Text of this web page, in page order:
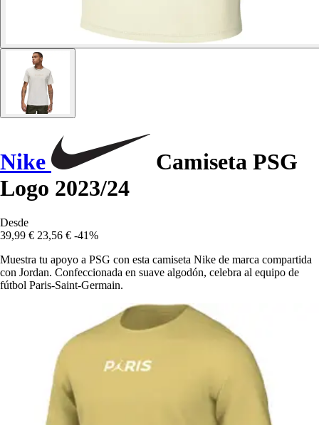
Nike
Camiseta PSG
Logo 2023/24
Desde
39,99 € 23,56 € -41%
Muestra tu apoyo a PSG con esta camiseta Nike de marca compartida
con Jordan. Confeccionada en suave algodón, celebra al equipo de
fútbol Paris-Saint-Germain.